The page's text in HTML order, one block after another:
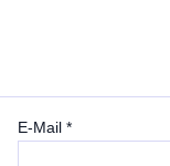
E-Mail*